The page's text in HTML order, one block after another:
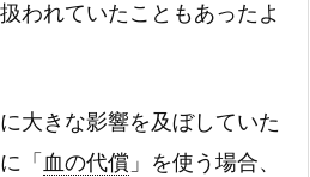
われていたこともあったよ
大きな影響を及ぼしていた
「 血の代償 」を使う場合、